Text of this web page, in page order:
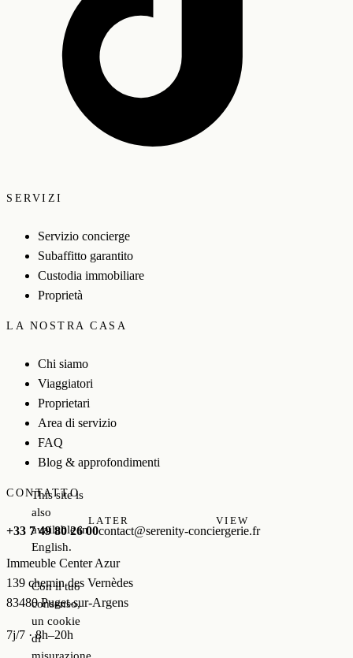
SERVIZI
Servizio concierge
Subaffitto garantito
Custodia immobiliare
Proprietà
LA NOSTRA CASA
Chi siamo
Viaggiatori
Proprietari
Area di servizio
FAQ
Blog & approfondimenti
CONTATTO
+33 7 49 80 26 00contact@serenity-conciergerie.fr
Immeuble Center Azur
139 chemin des Vernèdes
83480 Puget-sur-Argens
7j/7 · 8h–20h
This site is
also
available in
English.
LATER VIEW
Con il tuo
consenso,
un cookie
di